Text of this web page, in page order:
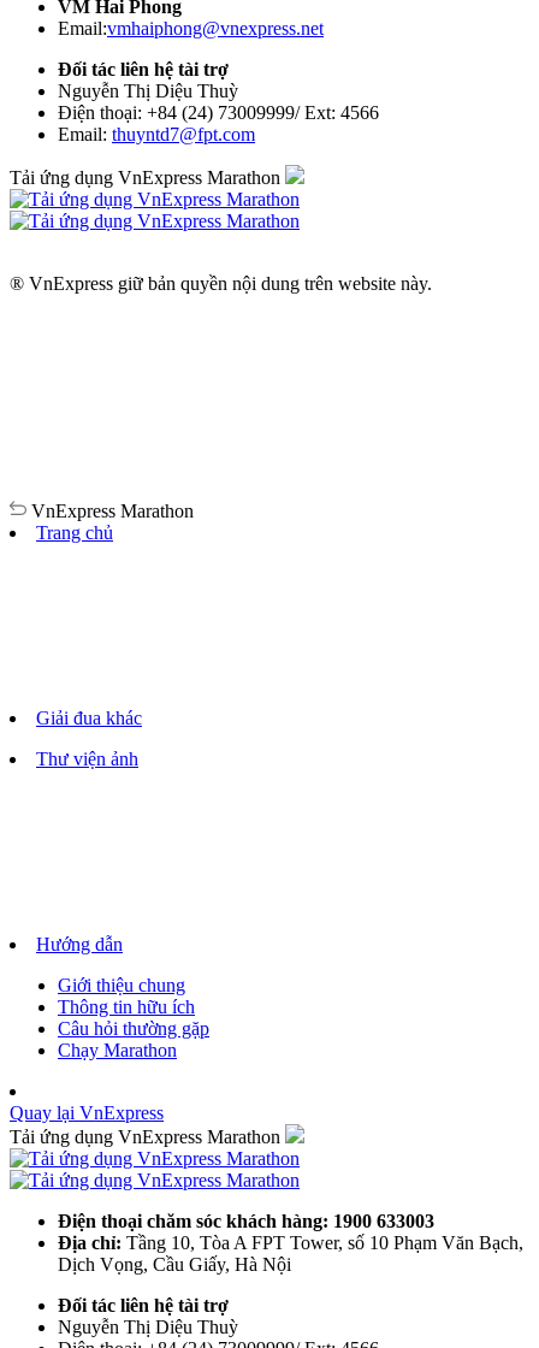
VM Hai Phong
Email:vmhaiphong@vnexpress.net
Đối tác liên hệ tài trợ
Nguyễn Thị Diệu Thuỳ
Điện thoại: +84 (24) 73009999/ Ext: 4566
Email: thuyntd7@fpt.com
Tải ứng dụng VnExpress Marathon
® VnExpress giữ bản quyền nội dung trên website này.
VnExpress Marathon
Trang chủ
Giải đua khác
Thư viện ảnh
Hướng dẫn
Giới thiệu chung
Thông tin hữu ích
Câu hỏi thường gặp
Chạy Marathon
Quay lại VnExpress
Tải ứng dụng VnExpress Marathon
Điện thoại chăm sóc khách hàng: 1900 633003
Địa chỉ: Tầng 10, Tòa A FPT Tower, số 10 Phạm Văn Bạch,
Dịch Vọng, Cầu Giấy, Hà Nội
Đối tác liên hệ tài trợ
Nguyễn Thị Diệu Thuỳ